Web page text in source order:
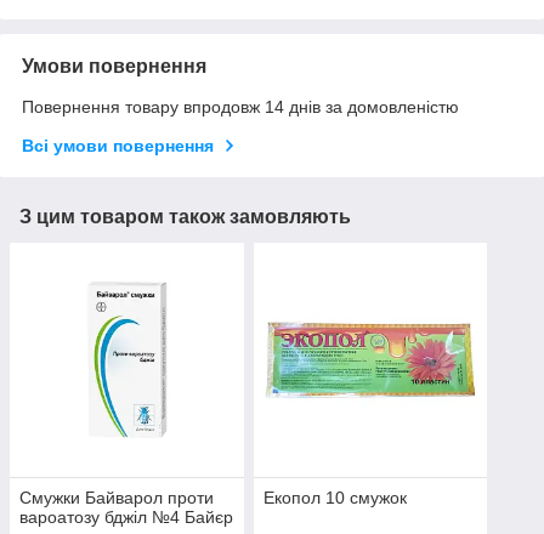
Умови повернення
Повернення товару впродовж 14 днів за домовленістю
Всі умови повернення
З цим товаром також замовляють
Смужки Байварол проти
вароатозу бджіл №4 Байєр
Екопол 10 смужок